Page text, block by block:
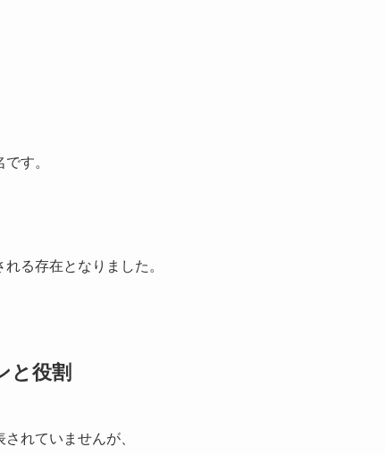
す。
る存在となりました。
と役割
れていませんが、